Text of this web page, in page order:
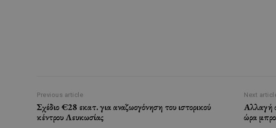
Previous article
Σχέδιο €28 εκατ. για αναζωογόνηση του ιστορικού
κέντρου Λευκωσίας
Next
Αλλαγή
ώρα